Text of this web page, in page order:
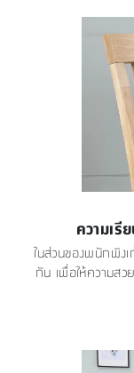
ความเรี
ในส่วนของพนักพิงเ
กัน เพื่อให้ความส